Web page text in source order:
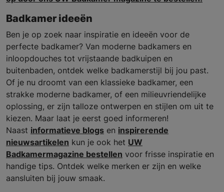
Badkamer ideeën
Ben je op zoek naar inspiratie en ideeën voor de
perfecte badkamer? Van moderne badkamers en
inloopdouches tot vrijstaande badkuipen en
buitenbaden, ontdek welke badkamerstijl bij jou past.
Of je nu droomt van een klassieke badkamer, een
strakke moderne badkamer, of een milieuvriendelijke
oplossing, er zijn talloze ontwerpen en stijlen om uit te
kiezen. Maar laat je eerst goed informeren!
Naast informatieve blogs en inspirerende
nieuwsartikelen kun je ook het UW
Badkamermagazine bestellen voor frisse inspiratie en
handige tips. Ontdek welke merken er zijn en welke
aansluiten bij jouw smaak.